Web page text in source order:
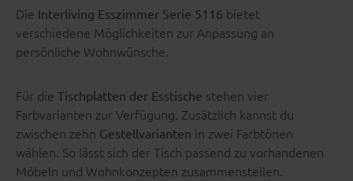
Die Interliving Esszimmer Serie 5116 bietet
verschiedene Möglichkeiten zur Anpassung an
persönliche Wohnwünsche.
Für die Tischplatten der Esstische stehen vier
Farbvarianten zur Verfügung. Zusätzlich kannst du
zwischen zehn Gestellvarianten in zwei Farbtönen
wählen. So lässt sich der Tisch passend zu vorhandenen
Möbeln und Wohnkonzepten zusammenstellen.